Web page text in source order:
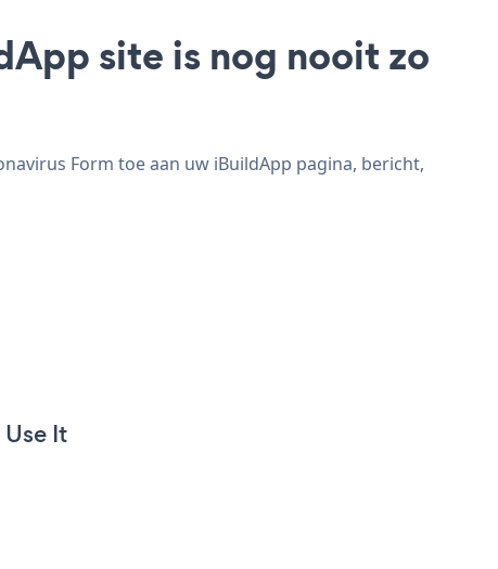
site is nog nooit zo
Form toe aan uw iBuildApp pagina, bericht,
It